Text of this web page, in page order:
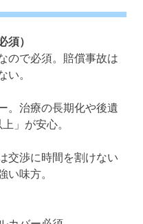
須）
ので必須。賠償事故は
い。
。治療の長期化や後遺
」が安心。
交渉に時間を割けない
い味方。